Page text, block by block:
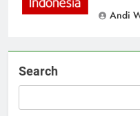
Andi
Search